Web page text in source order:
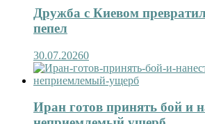
Дружба с Киевом
пепел
30.07.20260
Иран готов принять бой и